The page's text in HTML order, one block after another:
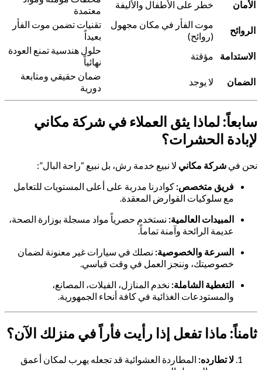
الأمان
خطر على الأطفال والأليفة
معتمدة
الروائح
موت الفأر في مكان مجهول
(روائح)
تقنيات تضمن موت الفأر
بعيداً
الاستدامة
مؤقتة
حلول هندسية تمنع العودة
نهائياً
الضمان
لا يوجد
ضمان حقيقي ومتابعة
دورية
سابعاً: لماذا يثق العملاء في شركة مكاني
لإبادة الحشرات؟
نحن في شركة مكاني لا نبيع خدمة رش، بل نبيع “راحة البال”:
فريق متخصص: كوادرنا مدربة على أعلى المستويات للتعامل
مع سلوكيات القوارض المعقدة.
المبيدات العالمية: نستخدم حصرياً مواد مسجلة بوزارة الصحة،
عديمة الرائحة وآمنة تماماً.
السرعة والخصوصية: نصلك في سيارات غير معنونة لضمان
خصوصيتك، وننجز العمل في وقت قياسي.
التغطية الشاملة: نخدم المنازل، الفيلات، المصانع،
والمستودعات الغذائية في كافة أنحاء الجمهورية.
ثامناً: ماذا تفعل إذا رأيت فأراً في منزلك الآن؟
لا تطارده: المطاردة العشوائية قد تجعله يهرب لمكان أعمق